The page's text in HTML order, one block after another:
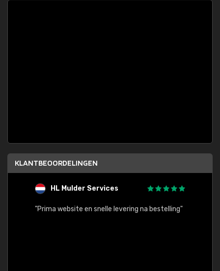
KLANTBEOORDELINGEN
HL Mulder Services
"Prima website en snelle levering na bestelling"